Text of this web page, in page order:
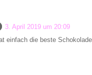
3. April 2019 um 20:09
einfach die beste